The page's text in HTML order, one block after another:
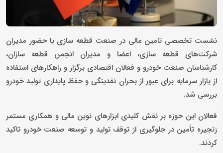
نشست تخصصی تامین مالی در صنعت قطعه سازی با حضور مدیران
شرکت‌های قطعه سازی، اعضا و مدیران انجمن قطعه سازان،
کارشناسان صنعت خودرو و فعالان اقتصادی برگزار و راهکارهای استفاده
از بازار سرمایه برای عبور از بحران نقدینگی و حفظ پایداری تولید خودرو
بررسی شد.
فعالان این حوزه بر نقش کلیدی ابزارهای نوین مالی و همکاری مستمر
زنجیره تأمین در جلوگیری از توقف تولید و توسعه صنعت خودرو تاکید
کردند.